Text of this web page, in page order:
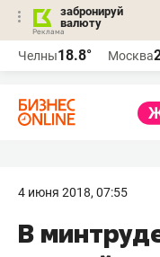
забронируй
валюту
Челны18.8° Москва
4 июня 2018, 07:55
В